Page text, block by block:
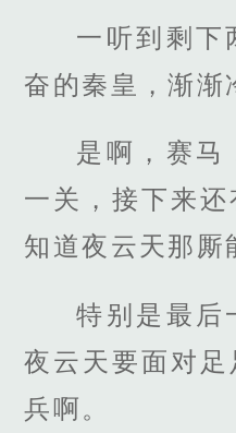
一听到剩下
奋的秦皇，渐渐
是啊，赛马
一关，接下来
知道夜云天那厮
特别是最后
夜云天要面对
兵啊。